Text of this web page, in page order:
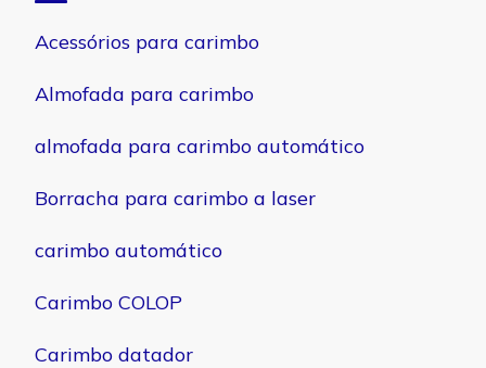
Acessórios para carimbo
Almofada para carimbo
almofada para carimbo automático
Borracha para carimbo a laser
carimbo automático
Carimbo COLOP
Carimbo datador